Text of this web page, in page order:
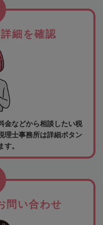
細を確認
金などから相談したい税
理士事務所は詳細ボタン
。
問い合わせ